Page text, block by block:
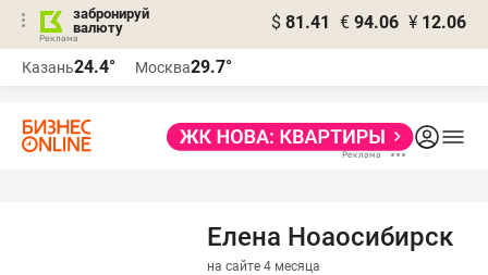
забронируй
валюту
$ 81.41 € 94.06 ¥ 12.06
Казань24.4° Москва29.7°
Елена Ноаосибирск
на сайте 4 месяца